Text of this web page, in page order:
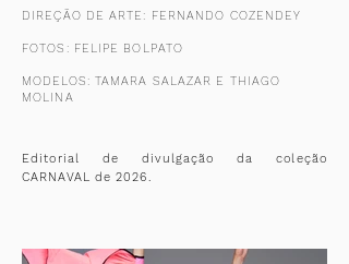
DIREÇÃO DE ARTE: FERNANDO COZENDEY
FOTOS: FELIPE BOLPATO
MODELOS: TAMARA SALAZAR E THIAGO
MOLINA
Editorial de divulgação da coleção
CARNAVAL de 2026.